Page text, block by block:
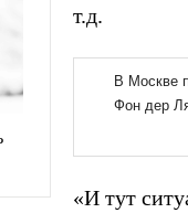
т.д.
«И тут